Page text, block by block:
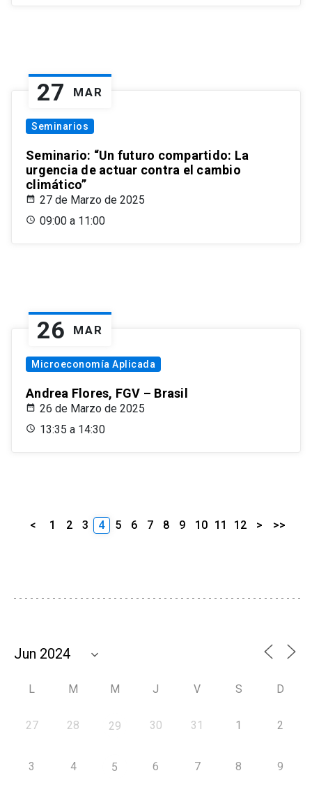
27 MAR
Seminarios
Seminario: “Un futuro compartido: La
urgencia de actuar contra el cambio
climático”
27 de Marzo de 2025
09:00 a 11:00
26 MAR
Microeconomía Aplicada
Andrea Flores, FGV – Brasil
26 de Marzo de 2025
13:35 a 14:30
< 1 2 3 4 5 6 7 8 9 10 11 12 > >>
L M M J V S D
27 28 29 30 31 1 2
3 4 5 6 7 8 9